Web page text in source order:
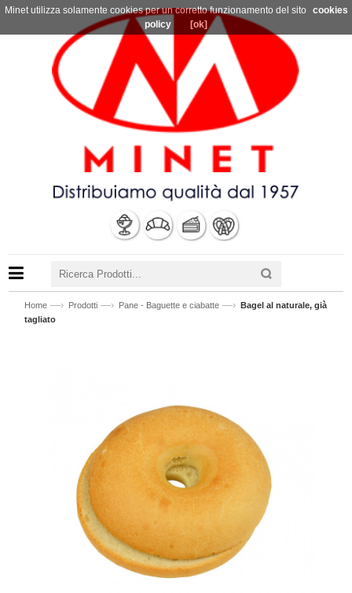
Home —› Prodotti —› Pane - Baguette e ciabatte —› Bagel al naturale, già
tagliato
Minet utilizza solamente cookies per un corretto funzionamento del sito
cookies
policy
[ok]